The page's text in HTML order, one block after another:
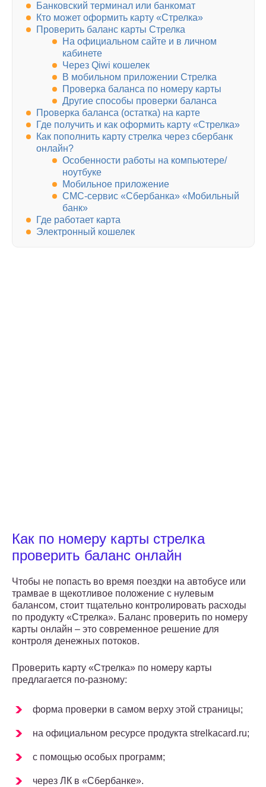
Банковский терминал или банкомат
Кто может оформить карту «Стрелка»
Проверить баланс карты Стрелка
На официальном сайте и в личном
кабинете
Через Qiwi кошелек
В мобильном приложении Стрелка
Проверка баланса по номеру карты
Другие способы проверки баланса
Проверка баланса (остатка) на карте
Где получить и как оформить карту «Стрелка»
Как пополнить карту стрелка через сбербанк
онлайн?
Особенности работы на компьютере/
ноутбуке
Мобильное приложение
СМС-сервис «Сбербанка» «Мобильный
банк»
Где работает карта
Электронный кошелек
Как по номеру карты стрелка
проверить баланс онлайн
Чтобы не попасть во время поездки на автобусе или
трамвае в щекотливое положение с нулевым
балансом, стоит тщательно контролировать расходы
по продукту «Стрелка». Баланс проверить по номеру
карты онлайн – это современное решение для
контроля денежных потоков.
Проверить карту «Стрелка» по номеру карты
предлагается по-разному:
форма проверки в самом верху этой страницы;
на официальном ресурсе продукта strelkacard.ru;
с помощью особых программ;
через ЛК в «Сбербанке».